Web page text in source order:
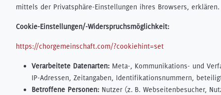
mittels der Privatsphäre-Einstellungen ihres Browsers, erklären.
Cookie-Einstellungen/-Widerspruchsmöglichkeit:
https://chorgemeinschaft.com/?cookiehint=set
Verarbeitete Datenarten: Meta-, Kommunikations- und
IP-Adressen, Zeitangaben, Identifikationsnummern,
Betroffene Personen: Nutzer (z. B. Webseitenbesucher,